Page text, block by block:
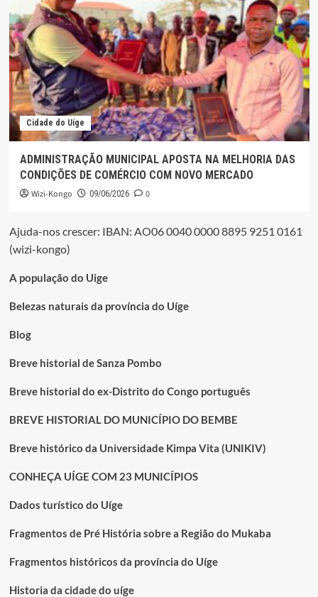
Cidade do Uíge
ADMINISTRAÇÃO MUNICIPAL APOSTA NA MELHORIA DAS
CONDIÇÕES DE COMÉRCIO COM NOVO MERCADO
Wizi-Kongo 09/06/2026 0
Ajuda-nos crescer: IBAN: AO06 0040 0000 8895 9251 0161
(wizi-kongo)
A população do Uige
Belezas naturais da província do Uíge
Blog
Breve historial de Sanza Pombo
Breve historial do ex-Distrito do Congo português
BREVE HISTORIAL DO MUNICÍPIO DO BEMBE
Breve histórico da Universidade Kimpa Vita (UNIKIV)
CONHEÇA UÍGE COM 23 MUNICÍPIOS
Dados turístico do Uíge
Fragmentos de Pré História sobre a Região do Mukaba
Fragmentos históricos da província do Uíge
Historia da cidade do uíge